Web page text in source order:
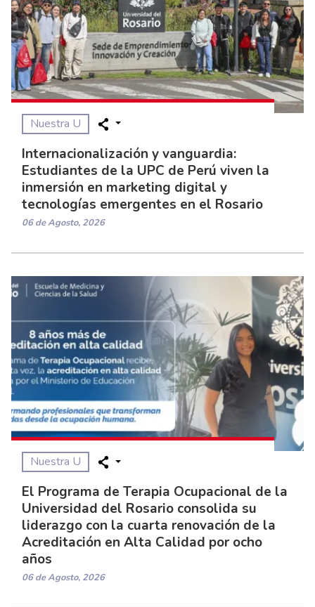
Nuestra U
Internacionalización y vanguardia:
Estudiantes de la UPC de Perú viven la
inmersión en marketing digital y
tecnologías emergentes en el Rosario
06 de Agosto, 2026
Nuestra U
El Programa de Terapia Ocupacional de la
Universidad del Rosario consolida su
liderazgo con la cuarta renovación de la
Acreditación en Alta Calidad por ocho
años
06 de Agosto, 2026